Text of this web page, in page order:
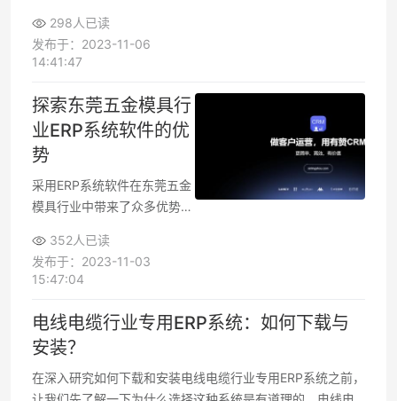
率、减少成本、提升客户满意
度，从而保持竞争力。本文将
合适
298人已读
发布于：2023-11-06
14:41:47
探索东莞五金模具行
业ERP系统软件的优
势
采用ERP系统软件在东莞五金
模具行业中带来了众多优势，
时库存管理、财务管理和成本
控制、客户关系管理、数据分
性、竞争力提升以及未来发展
和扩张的机会
352人已读
发布于：2023-11-03
15:47:04
电线电缆行业专用ERP系统：如何下载与
安装？
在深入研究如何下载和安装电线电缆行业专用ERP系统之前，